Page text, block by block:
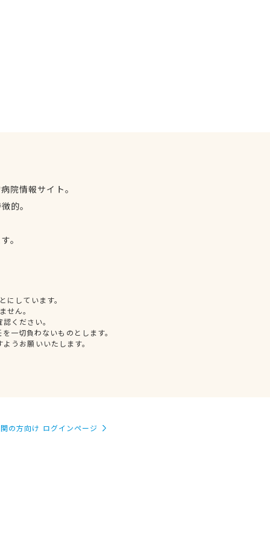
院情報サイト。
的。
。
しています。
せん。
ください。
一切負わないものとします。
うお願いいたします。
の方向け ログインページ